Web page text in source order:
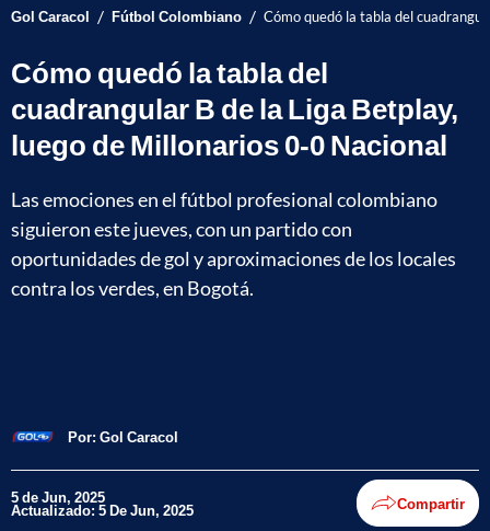
Gol Caracol / Fútbol Colombiano / Cómo quedó la tabla del
Cómo quedó la tabla del
cuadrangular B de la Liga Betplay,
luego de Millonarios 0-0 Nacional
Las emociones en el fútbol profesional colombiano
siguieron este jueves, con un partido con
oportunidades de gol y aproximaciones de los locales
contra los verdes, en Bogotá.
Por: Gol Caracol
5 de Jun, 2025
Actualizado: 5 De Jun, 2025 Compartir